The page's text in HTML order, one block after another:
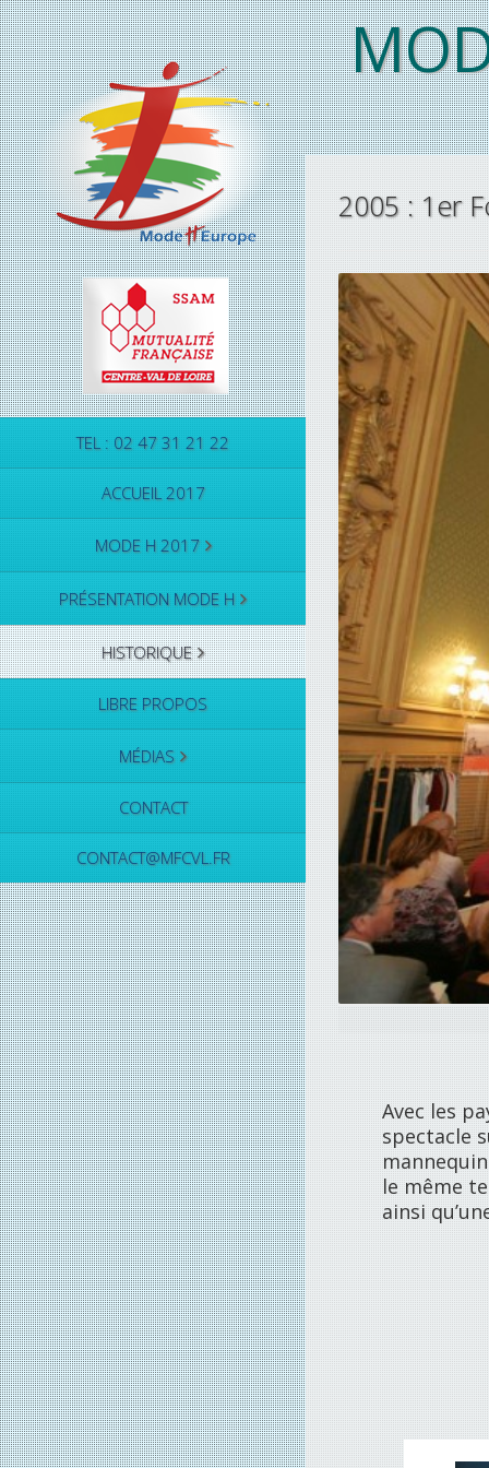
TEL : 02 47 31 21 22
ACCUEIL 2017
MODE H 2017
PRÉSENTATION MODE H
HISTORIQUE
LIBRE PROPOS
MÉDIAS
CONTACT
CONTACT@MFCVL.FR
2005 : 1er
Avec les
spectacle
le même
ainsi